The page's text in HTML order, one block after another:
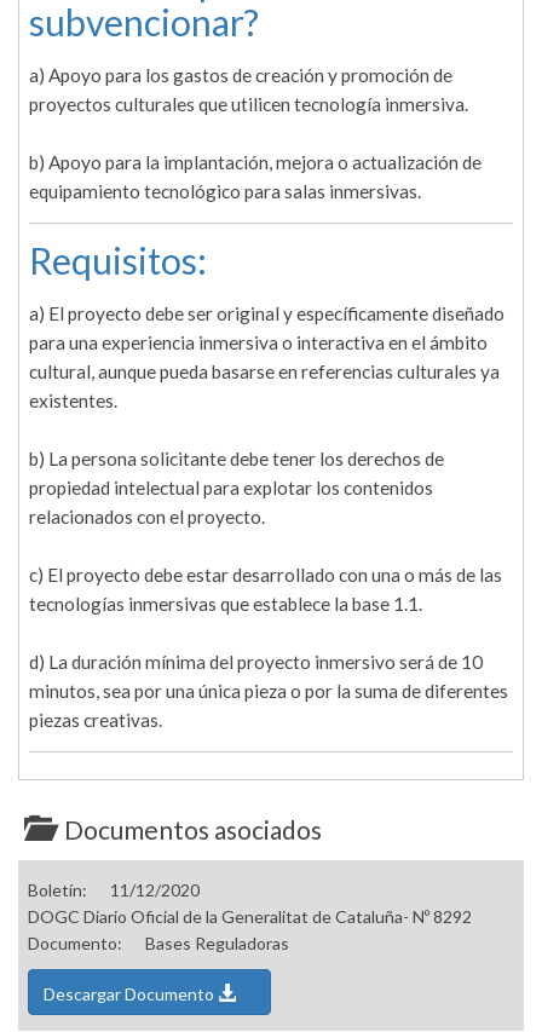
subvencionar?
a) Apoyo para los gastos de creación y promoción de
proyectos culturales que utilicen tecnología inmersiva.
b) Apoyo para la implantación, mejora o actualización de
equipamiento tecnológico para salas inmersivas.
Requisitos:
a) El proyecto debe ser original y específicamente diseñado
para una experiencia inmersiva o interactiva en el ámbito
cultural, aunque pueda basarse en referencias culturales ya
existentes.
b) La persona solicitante debe tener los derechos de
propiedad intelectual para explotar los contenidos
relacionados con el proyecto.
c) El proyecto debe estar desarrollado con una o más de las
tecnologías inmersivas que establece la base 1.1.
d) La duración mínima del proyecto inmersivo será de 10
minutos, sea por una única pieza o por la suma de diferentes
piezas creativas.
Documentos asociados
Boletín:
11/12/2020
DOGC Diario Oficial de la Generalitat de Cataluña- Nº 8292
Documento:
Bases Reguladoras
Descargar Documento